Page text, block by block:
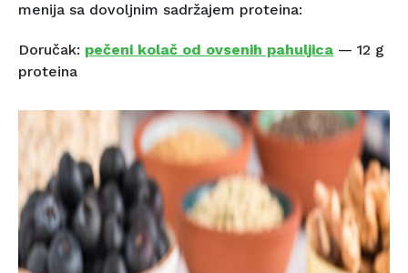
menija sa dovoljnim sadržajem proteina:
Doručak: pečeni kolač od ovsenih pahuljica — 12 g
proteina